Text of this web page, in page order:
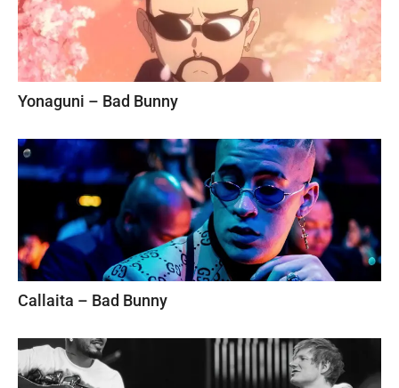
Yonaguni – Bad Bunny
Callaita – Bad Bunny